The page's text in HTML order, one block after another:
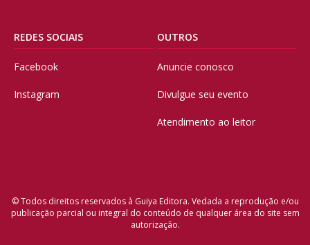
REDES SOCIAIS
Facebook
Instagram
OUTROS
Anuncie conosco
Divulgue seu evento
Atendimento ao leitor
© Todos direitos reservados à Guiya Editora. Vedada a reprodução e/ou
publicação parcial ou integral do conteúdo de qualquer área do site sem
autorização.